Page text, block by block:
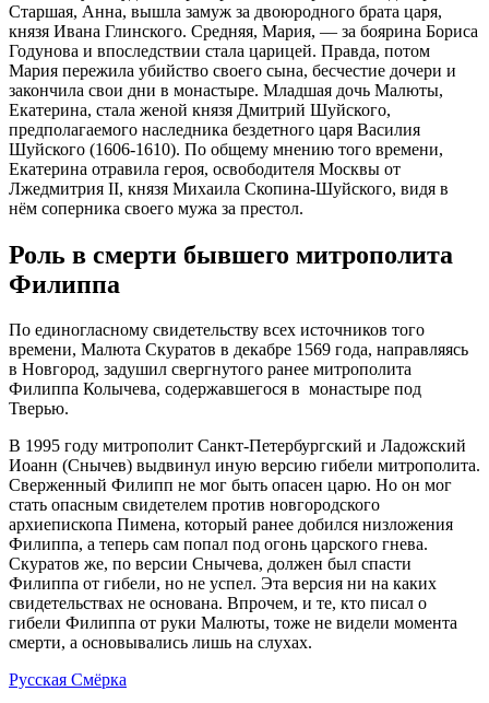
Старшая, Анна, вышла замуж за двоюродного брата царя,
князя Ивана Глинского. Средняя, Мария, — за боярина Бориса
Годунова и впоследствии стала царицей. Правда, потом
Мария пережила убийство своего сына, бесчестие дочери и
закончила свои дни в монастыре. Младшая дочь Малюты,
Екатерина, стала женой князя Дмитрий Шуйского,
предполагаемого наследника бездетного царя Василия
Шуйского (1606-1610). По общему мнению того времени,
Екатерина отравила героя, освободителя Москвы от
Лжедмитрия II, князя Михаила Скопина-Шуйского, видя в
нём соперника своего мужа за престол.
Роль в смерти бывшего митрополита
Филиппа
По единогласному свидетельству всех источников того
времени, Малюта Скуратов в декабре 1569 года, направляясь
в Новгород, задушил свергнутого ранее митрополита
Филиппа Колычева, содержавшегося в монастыре под
Тверью.
В 1995 году митрополит Санкт-Петербургский и Ладожский
Иоанн (Снычев) выдвинул иную версию гибели митрополита.
Сверженный Филипп не мог быть опасен царю. Но он мог
стать опасным свидетелем против новгородского
архиепископа Пимена, который ранее добился низложения
Филиппа, а теперь сам попал под огонь царского гнева.
Скуратов же, по версии Снычева, должен был спасти
Филиппа от гибели, но не успел. Эта версия ни на каких
свидетельствах не основана. Впрочем, и те, кто писал о
гибели Филиппа от руки Малюты, тоже не видели момента
смерти, а основывались лишь на слухах.
Русская Смёрка